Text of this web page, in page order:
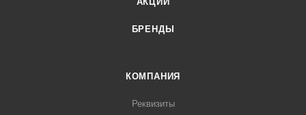
БРЕНДЫ
КОМПАНИЯ
Реквизиты